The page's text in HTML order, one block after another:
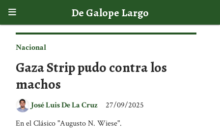
De Galope Largo
Gaza Strip pudo contra los
machos
En el Clásico "Augusto N. Wiese".
Nacional
27/09/2025
José Luis De La Cruz